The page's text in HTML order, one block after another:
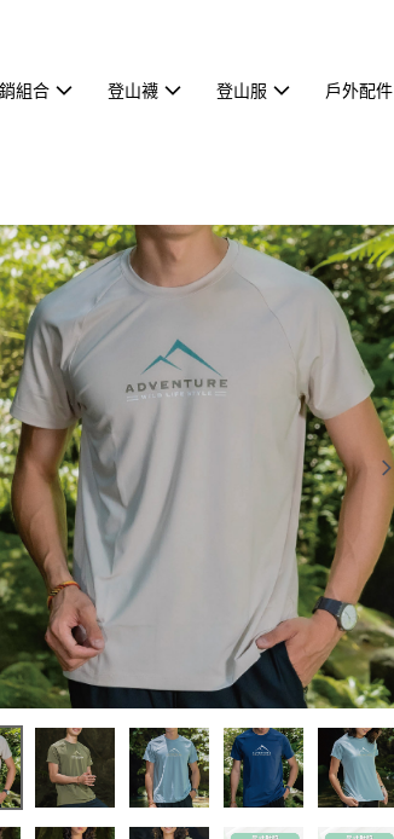
組合 登山襪 登山服 戶外配件